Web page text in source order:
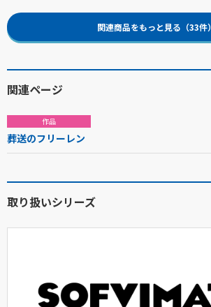
関連商品をもっと見る（33件）
関連ページ
作品
葬送のフリーレン
取り扱いシリーズ